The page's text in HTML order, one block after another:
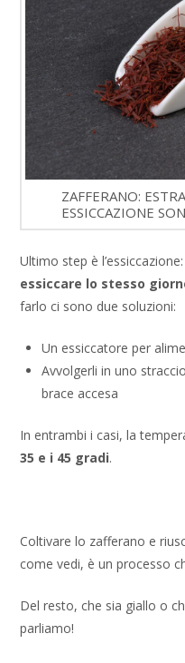
ZAFFERANO:
ESSICCAZIONE
Ultimo step è
essiccare lo stesso
farlo ci sono due soluzioni:
Un essiccatore per
Avvolgerli in uno
brace accesa
In entrambi i casi, la
35 e i 45 gradi.
Coltivare lo zafferano e
come vedi, è un processo
Del resto, che sia giallo o
parliamo!